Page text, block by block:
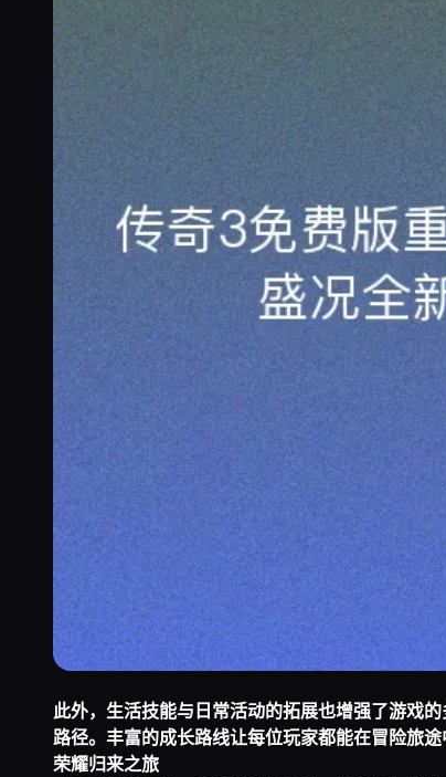
此外，生活技能与日常活动的拓展也增强了游戏
路径。丰富的成长路线让每位玩家都能在冒险旅途
荣耀归来之旅